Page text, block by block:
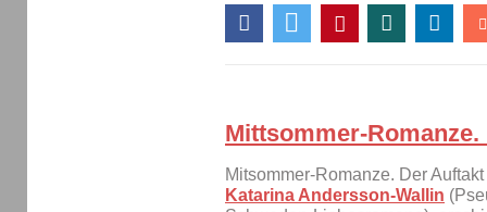
Mittsommer-
Mitsommer-Romanze. Der
Katarina Andersson-Wallin